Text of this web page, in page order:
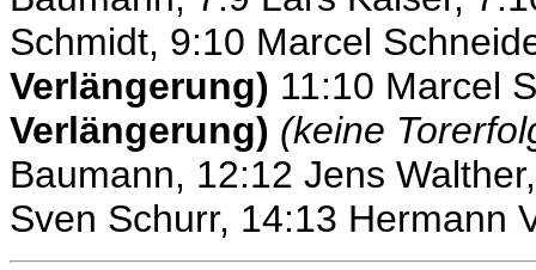
Schmidt, 9:10 Marcel
Verlängerung) 11:10 Marcel
Verlängerung) (keine
Baumann, 12:12 Jens
Sven Schurr, 14:13 Hermann